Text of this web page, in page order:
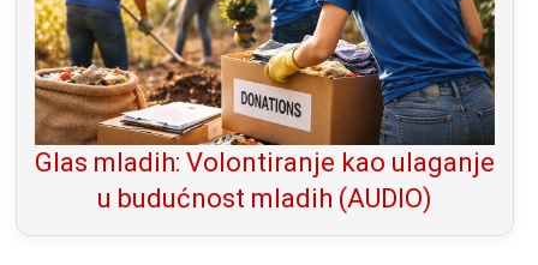
Glas mladih: Volontiranje kao ulaganje
u budućnost mladih (AUDIO)